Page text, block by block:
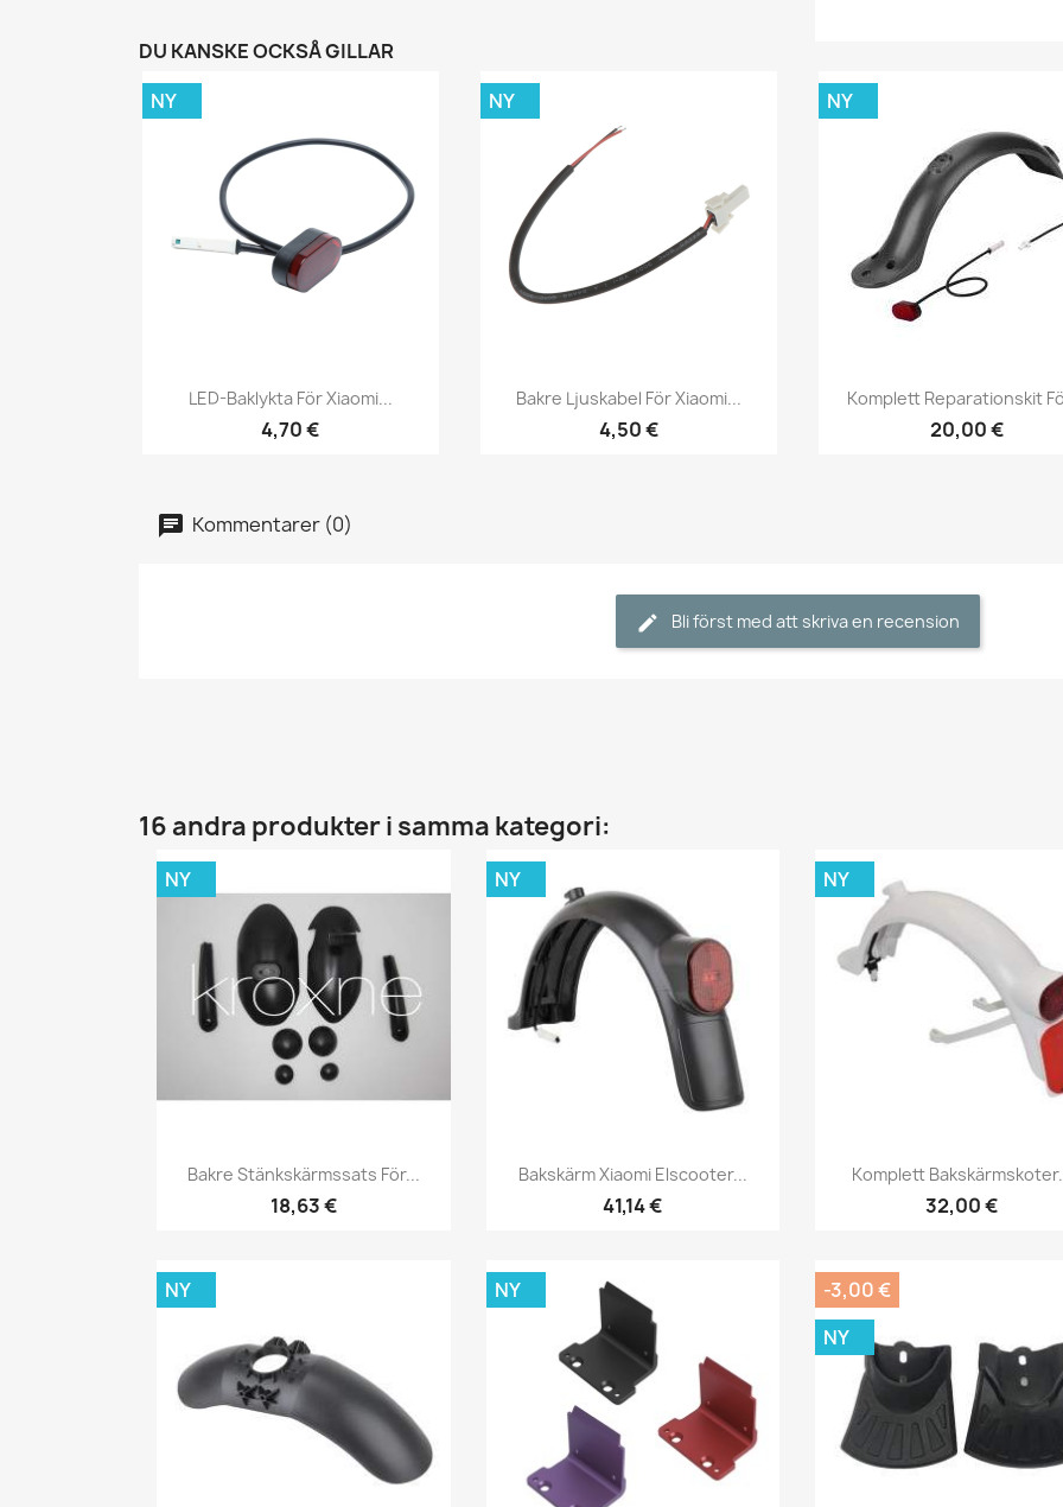
DU KANSKE OCKSÅ GILLAR
Snabbvy
LED-Baklykta För Xiaomi...
4,70 €
NY
Snabbvy
Bakre Ljuskabel För Xiaomi...
4,50 €
NY
Snabbvy
Komplett Reparationskit
20,00 €
NY
Kommentarer (0)
Bli först med att skriva en recension
16 andra produkter i samma kategori:
Snabbvy
Bakre Stänkskärmssats För...
18,63 €
NY
Snabbvy
Bakskärm Xiaomi Elscooter...
41,14 €
NY
Snabbvy
Komplett
32,00 €
NY
NY NY
-3,00 €
NY